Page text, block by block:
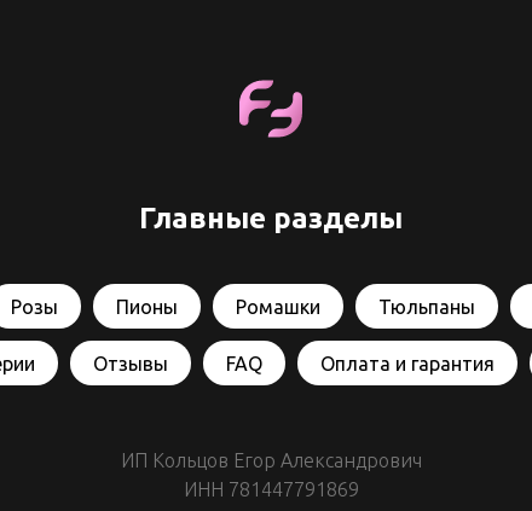
Главные разделы
Розы Пионы Ромашки Тюльпаны
Отзывы FAQ Оплата и гарантия
ИП Кольцов Егор Александрович
ИНН 781447791869